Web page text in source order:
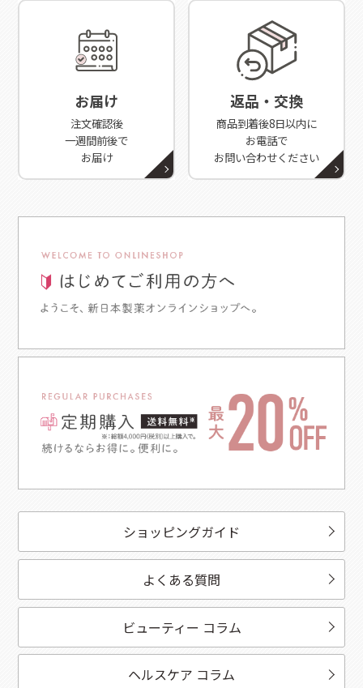
お届け
注文確認後
一週間前後で
お届け
返品・交換
商品到着後8日以内に
お電話で
お問い合わせください
ショッピングガイド
よくある質問
ビューティー コラム
ヘルスケア コラム